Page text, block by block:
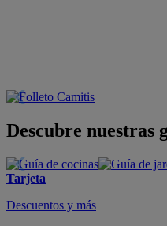
Descubre nuestras
Tarjeta
Descuentos y más